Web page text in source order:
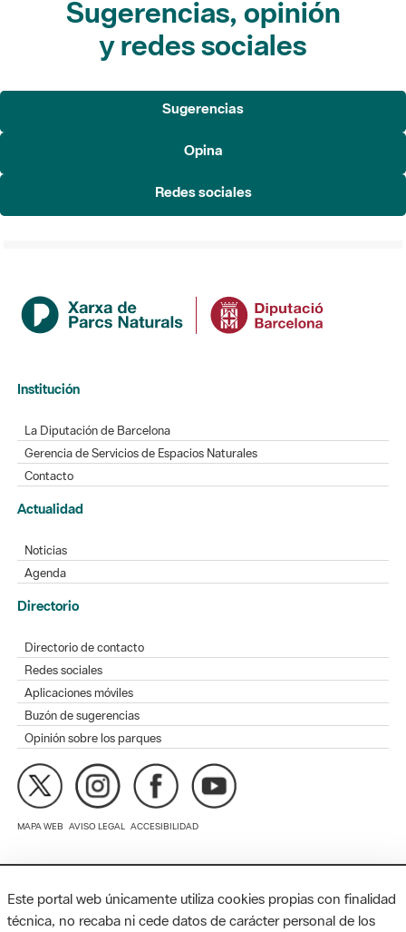
Sugerencias
Institución
Gerencia de Servicios de Espacios Naturales
Actualidad
Noticias
Agenda
Directorio de contacto
Redes sociales
Buzón de sugerencias
Opinión sobre los parques
MAPA WEB AVISO LEGAL ACCESIBILIDAD
Diputación de Barcelona. Edifici Llacuna, 1a planta. Badajoz, 49.
08005 Barcelona. Tel. 934 022 428 / xarxaparcs@diba.cat
Este portal web únicamente utiliza cookies propias con finalidad
técnica, no recaba ni cede datos de carácter personal de los